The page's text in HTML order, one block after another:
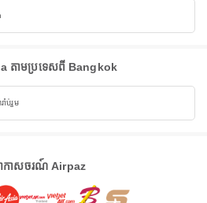
តាមប្រទេសពី Bangkok
ាប់រួម
កាសចរណ៍ Airpaz